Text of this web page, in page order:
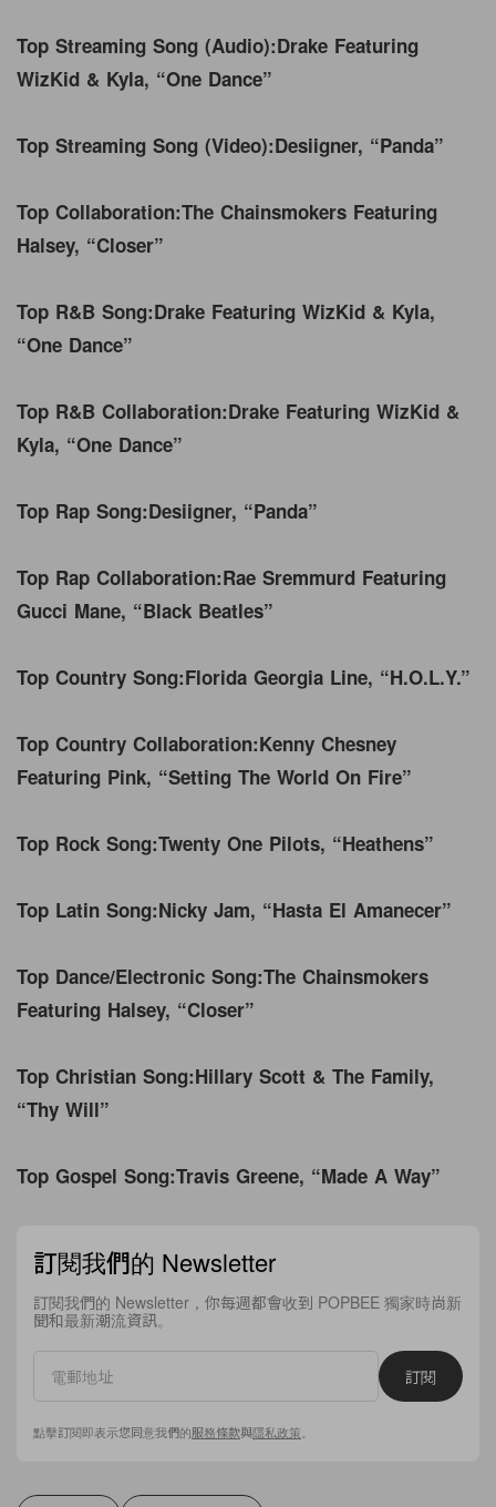
Top Streaming Song (Audio):Drake Featuring
WizKid & Kyla, “One Dance”
Top Streaming Song (Video):Desiigner, “Panda”
Top Collaboration:The Chainsmokers Featuring
Halsey, “Closer”
Top R&B Song:Drake Featuring WizKid & Kyla,
“One Dance”
Top R&B Collaboration:Drake Featuring WizKid &
Kyla, “One Dance”
Top Rap Song:Desiigner, “Panda”
Top Rap Collaboration:Rae Sremmurd Featuring
Gucci Mane, “Black Beatles”
Top Country Song:Florida Georgia Line, “H.O.L.Y.”
Top Country Collaboration:Kenny Chesney
Featuring Pink, “Setting The World On Fire”
Top Rock Song:Twenty One Pilots, “Heathens”
Top Latin Song:Nicky Jam, “Hasta El Amanecer”
Top Dance/Electronic Song:The Chainsmokers
Featuring Halsey, “Closer”
Top Christian Song:Hillary Scott & The Family,
“Thy Will”
Top Gospel Song:Travis Greene, “Made A Way”
訂閱我們的 Newsletter
訂閱我們的 Newsletter，你每週都會收到 POPBEE 獨家時尚新
聞和最新潮流資訊。
訂閱
點擊訂閱即表示您同意我們的服務條款與隱私政策